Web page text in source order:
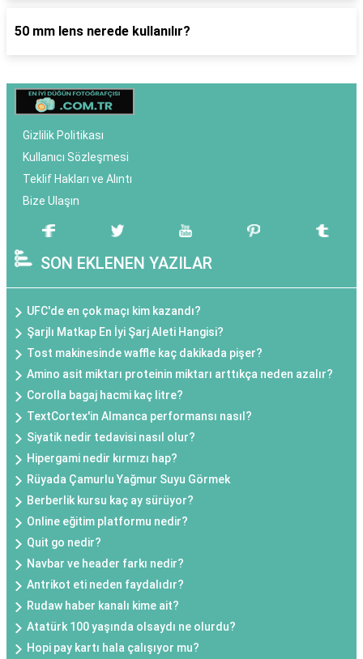
50 mm lens nerede kullanılır?
Gizlilik Politikası
Kullanıcı Sözleşmesi
Teklif Hakları ve Alıntı
Bize Ulaşın
SON EKLENEN YAZILAR
UFC'de en çok maçı kim kazandı?
Şarjlı Matkap En İyi Şarj Aleti Hangisi?
Tost makinesinde waffle kaç dakikada pişer?
Amino asit miktarı proteinin miktarı arttıkça neden azalır?
Corolla bagaj hacmi kaç litre?
TextCortex'in Almanca performansı nasıl?
Siyatik nedir tedavisi nasıl olur?
Hipergami nedir kırmızı hap?
Rüyada Çamurlu Yağmur Suyu Görmek
Berberlik kursu kaç ay sürüyor?
Online eğitim platformu nedir?
Quit go nedir?
Navbar ve header farkı nedir?
Antrikot eti neden faydalıdır?
Rudaw haber kanalı kime ait?
Atatürk 100 yaşında olsaydı ne olurdu?
Hopi pay kartı hala çalışıyor mu?